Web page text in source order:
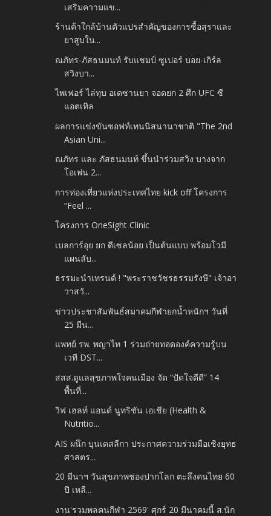
เสริมความแข...
ร้านค้าใกล้บ้านตัวแปรสำคัญของการซื้อสุราและ
ยาสูบใน...
ณภัทร-ภัสธนมนท์ รับแชมป์ ซูเปอร์ บอย-เกิร์ล
สวิงบา...
ไพเฟอร์ ไล่ทุบ อเดซานยา จอดยก 2 ศึก UFC ซี
แอตเทิล
ผลการแข่งขันซอฟท์เทนนิสนานาชาติ "The 2nd
Asian Uni...
ณภัทร และ ภัสธนมนท์ ขึ้นนำร่วมสวิง บางจาก
โอเพ่น 2...
การท่องเที่ยวแห่งประเทศไทย kick off โครงการ
“Feel ...
โครงการ OneSight Clinic
เบลการ์อุย ยก ดีเซลน้อย เป็นต้นแบบ พร้อมโวมี
แผนลับ...
ธรรมะนำเทรนด์​ ! "พระราชวัชรธรรมรังษี" เจ้าอา
วาสวั...
ข่าวประชาสัมพันธ์สมาคมกีฬายกน้ำหนักฯ วันที่
25 มีน...
แพทย์ รพ. พญาไท 1 ร่วมถ่ายทอดองค์ความรู้บน
เวที DST...
สสส.ดูแลสุขภาพใจคนเมือง จัด “ปัดใจดีดี” 14
พื้นที่...
วิฟ เฮลท์ แอนด์ นูทริชัน เอเชีย (Health &
Nutritio...
AIS ผนึก บุนเดสลีกา ประกาศความร่วมมือเชิงยุทธ
ศาสตร...
20 มีนาฯ วันสุขภาพช่องปากโลก ตะลึงคนไทย 60
ปี เหลื...
งาน'รวมพลคนกีฬา 2569' ศุกร์ 20 มีนาคมนี้ ส.นัก